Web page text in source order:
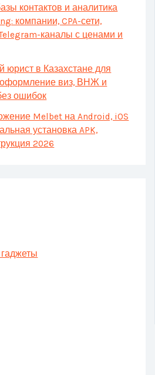
контактов и аналитика
компании, CPA-сети,
каналы с ценами и
юрист в Казахстане для
оформление виз, ВНЖ и
ошибок
Melbet на Android, iOS
установка APK,
2026